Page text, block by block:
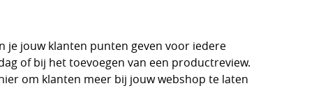
je jouw klanten punten geven voor iedere
of bij het toevoegen van een productreview.
om klanten meer bij jouw webshop te laten